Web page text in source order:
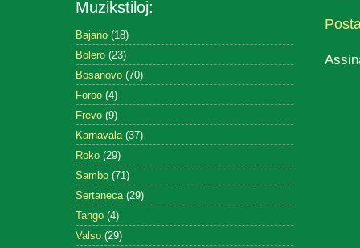
Muzikstiloj:
Bajano (18)
Bolero (23)
Bosanovo (70)
Foroo (4)
Frevo (9)
Karnavala (37)
Roko (29)
Sambo (71)
Sertaneca (29)
Tango (4)
Valso (29)